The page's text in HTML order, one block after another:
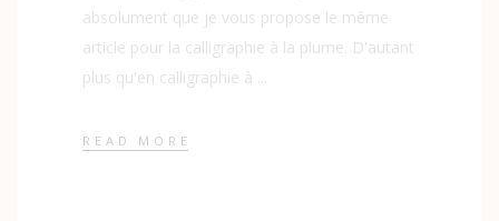
absolument que je vous propose le même
article pour la calligraphie à la plume. D'autant
plus qu'en calligraphie à
READ MORE